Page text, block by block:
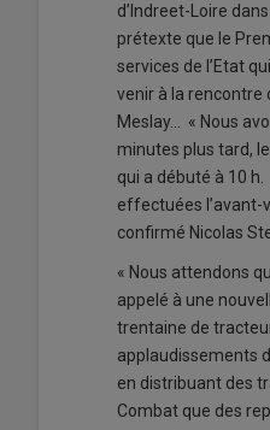
d’Indreet-Loire
prétexte que le
services de l’Etat
venir à la rencontre
Meslay… « Nous
minutes plus tard,
qui a débuté à 10
effectuées l’avant-
confirmé Nicolas
« Nous attendons
appelé à une
trentaine de
applaudissements
en distribuant des
Combat que des